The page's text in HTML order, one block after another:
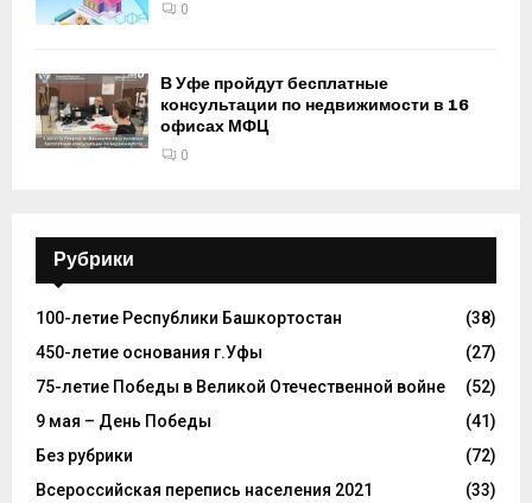
0
В Уфе пройдут бесплатные
консультации по недвижимости в 16
офисах МФЦ
0
Рубрики
100-летие Республики Башкортостан
(38)
450-летие основания г.Уфы
(27)
75-летие Победы в Великой Отечественной войне
(52)
9 мая – День Победы
(41)
Без рубрики
(72)
Всероссийская перепись населения 2021
(33)